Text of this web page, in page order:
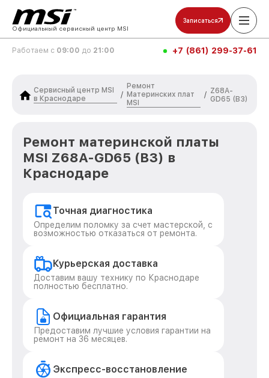
Официальный сервисный центр MSI
Записаться
Работаем с 09:00 до 21:00 +7 (861) 299-37-61
Сервисный центр MSI
в Краснодаре
/
Ремонт
Материнских плат
MSI
/ Z68A-
GD65 (B3)
Ремонт материнской платы
MSI Z68A-GD65 (B3) в
Краснодаре
Точная диагностика
Определим поломку за счет мастерской, с
возможностью отказаться от ремонта.
Курьерская доставка
Доставим вашу технику по Краснодаре
полностью бесплатно.
Официальная гарантия
Предоставим лучшие условия гарантии на
ремонт на 36 месяцев.
Экспресс-восстановление